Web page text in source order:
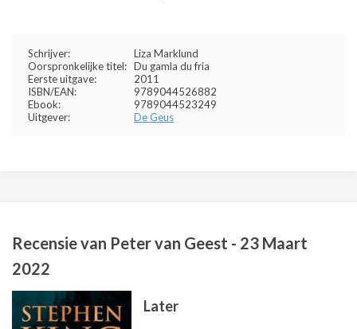
Schrijver:
Liza Marklund
Oorspronkelijke titel: Du gamla du fria
Eerste uitgave:
2011
ISBN/EAN:
9789044526882
Ebook:
9789044523249
Uitgever:
De Geus
Recensie van Peter van Geest - 23 Maart
2022
Later